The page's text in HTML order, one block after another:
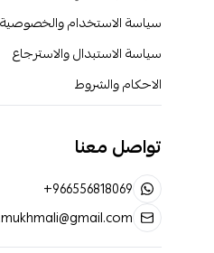
سياسة الاستخدام والخصوصية
سياسة الاستبدال والاسترجاع
الاحكام والشروط
تواصل معنا
+966556818069
Info.mukhmali@gmail.com